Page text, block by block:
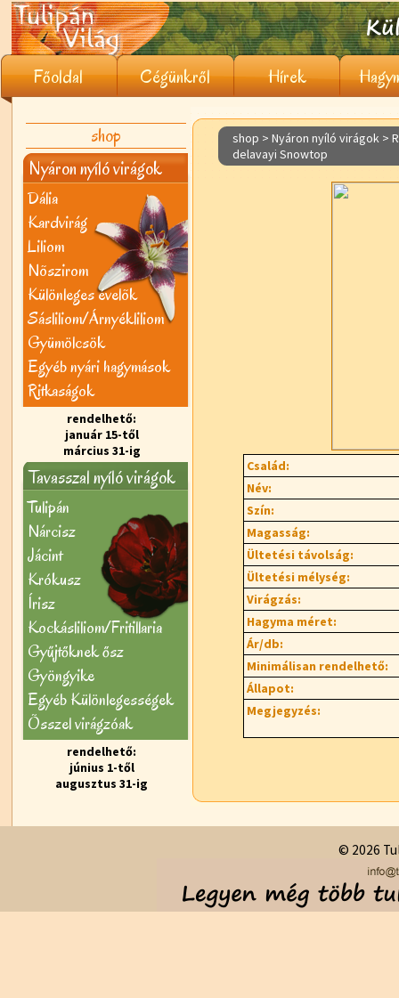
Főoldal Cégünkről Hírek
shop
Nyáron nyíló virágok
Dália
Kardvirág
Liliom
Nõszirom
Különleges évelõk
Sásliliom/Árnyékliliom
Gyümölcsök
Egyéb nyári hagymások
Ritkaságok
rendelhető:
január 15-től
március 31-ig
Tavasszal nyíló virágok
Tulipán
Nárcisz
Jácint
Krókusz
Írisz
Kockásliliom/Fritillaria
Gyűjtőknek ősz
Gyöngyike
Egyéb Különlegességek
Õsszel virágzóak
rendelhető:
június 1-től
augusztus 31-ig
shop > Nyáron nyíló virágok >
delavayi Snowtop
Család:
Név:
Szín:
Magasság:
Ültetési távolság:
Ültetési mélység:
Virágzás:
Hagyma méret:
Ár/db:
Minimálisan rendelhető:
Állapot:
Megjegyzés:
© 2026